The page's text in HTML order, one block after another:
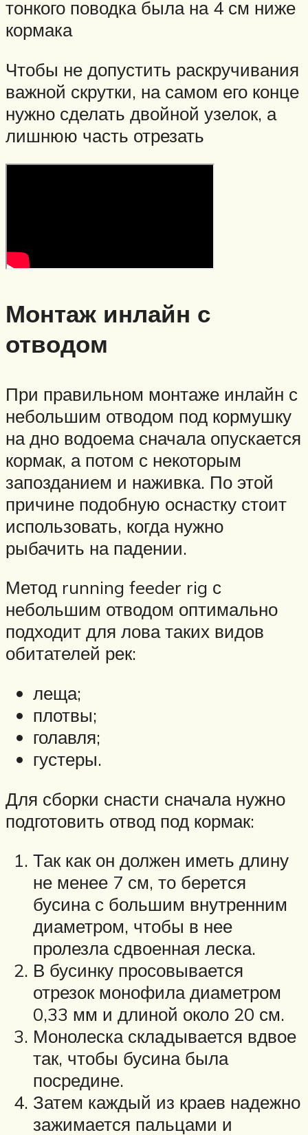
тонкого поводка была на 4 см ниже
кормака
Чтобы не допустить раскручивания
важной скрутки, на самом его конце
нужно сделать двойной узелок, а
лишнюю часть отрезать
Монтаж инлайн с
отводом
При правильном монтаже инлайн с
небольшим отводом под кормушку
на дно водоема сначала опускается
кормак, а потом с некоторым
запозданием и наживка. По этой
причине подобную оснастку стоит
использовать, когда нужно
рыбачить на падении.
Метод running feeder rig с
небольшим отводом оптимально
подходит для лова таких видов
обитателей рек:
леща;
плотвы;
голавля;
густеры.
Для сборки снасти сначала нужно
подготовить отвод под кормак:
Так как он должен иметь длину
не менее 7 см, то берется
бусина с большим внутренним
диаметром, чтобы в нее
пролезла сдвоенная леска.
В бусинку просовывается
отрезок монофила диаметром
0,33 мм и длиной около 20 см.
Монолеска складывается вдвое
так, чтобы бусина была
посредине.
Затем каждый из краев надежно
зажимается пальцами и